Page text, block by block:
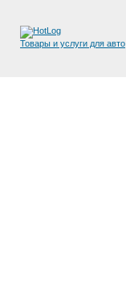
Товары и услуги для авто